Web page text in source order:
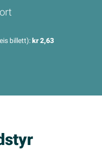
billett):kr 2,63